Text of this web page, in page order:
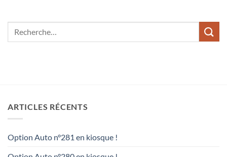
ARTICLES RÉCENTS
Option Auto n°281 en kiosque !